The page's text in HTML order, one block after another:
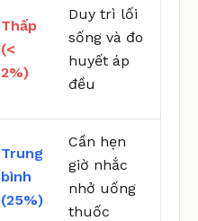
Thấp
(<
2%)
Duy trì lối
sống và đo
huyết áp
đều
Trung
bình
(25%)
Cần hẹn
giờ nhắc
nhở uống
thuốc